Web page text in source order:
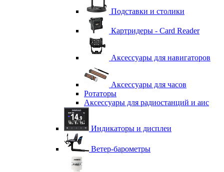
Подставки и столики
Картридеры - Card Reader
Аксессуары для навигаторов
Аксессуары для часов
Ротаторы
Аксессуары для радиостанций и аис
Индикаторы и дисплеи
Ветер-барометры